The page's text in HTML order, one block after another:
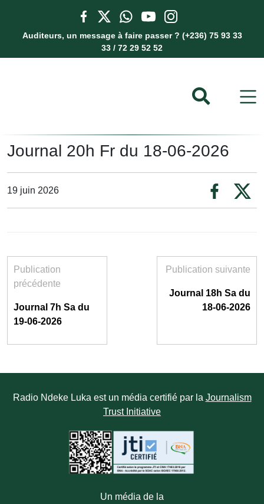
Auditeurs, un message à faire passer ? (+236) 75 93 33
33 / 72 29 52 52
Journal 20h Fr du 18-06-2026
19 juin 2026
Publication
précédente
Journal 7h Sa du
19-06-2026
Publication suivante
Journal 18h Sa du
18-06-2026
Radio Ndeke Luka est un média certifié par la Journalism
Trust Initiative
Un média de la